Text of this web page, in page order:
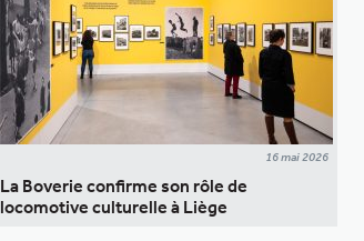
16 mai 2026
La Boverie confirme son rôle de
locomotive culturelle à Liège